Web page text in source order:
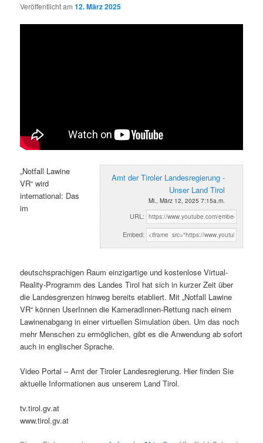
Veröffentlicht am12. März 2025
Amt der Tiroler Landesregierung -
Unser Land Tirol
Mi., März 12, 2025 7:15a.m.
URL:
Embed:
„Notfall Lawine
VR“ wird
international: Das
im
deutschsprachigen Raum einzigartige und kostenlose Virtual-
Reality-Programm des Landes Tirol hat sich in kurzer Zeit über
die Landesgrenzen hinweg bereits etabliert. Mit „Notfall Lawine
VR“ können UserInnen die KameradInnen-Rettung nach einem
Lawinenabgang in einer virtuellen Simulation üben. Um das noch
mehr Menschen zu ermöglichen, gibt es die Anwendung ab sofort
auch in englischer Sprache.
Video Portal – Amt der Tiroler Landesregierung. Hier finden Sie
aktuelle Informationen aus unserem Land Tirol.
tv.tirol.gv.at
www.tirol.gv.at